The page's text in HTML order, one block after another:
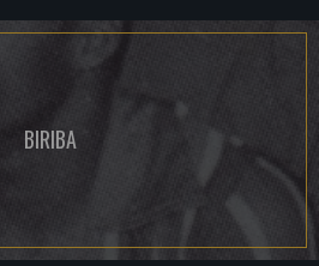
BIRIBA